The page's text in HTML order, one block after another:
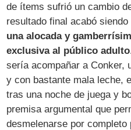
de ítems sufrió un cambio
resultado final acabó siendo
una alocada y
exclusiva al público adulto
sería acompañar a Conker,
y con bastante mala leche,
tras una noche de juega y
premisa argumental que
desmelenarse por completo